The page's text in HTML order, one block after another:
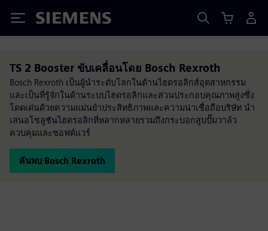
Siemens
TS 2 Booster ขับเคลื่อนโดย Bosch Rexroth
Bosch Rexroth เป็นผู้นำระดับโลกในด้านไฮดรอลิกส์อุตสาหกรรม
และเป็นที่รู้จักในด้านระบบไฮดรอลิกและส่วนประกอบคุณภาพสูงซึ่ง
โดดเด่นด้วยความแม่นยำประสิทธิภาพและความน่าเชื่อถือบริษัท นำ
เสนอโซลูชันไฮดรอลิกที่หลากหลายรวมถึงกระบอกสูบปั๊มวาล์ว
ควบคุมและซอฟต์แวร์
ค้นพบ Bosch Rexroth